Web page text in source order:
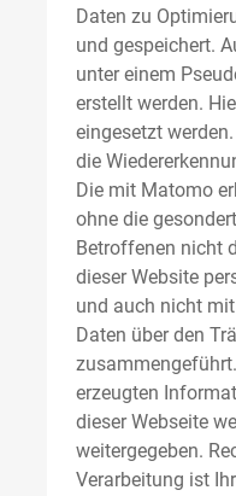
Daten zu
und gespeichert.
unter einem
erstellt werden.
eingesetzt
die
Die mit Matomo
ohne die
Betroffenen nicht
dieser Website
und auch nicht
Daten über den
erzeugten
dieser Webseite
weitergegeben.
Verarbeitung ist